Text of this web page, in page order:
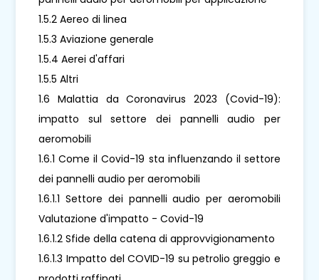
1.5.2 Aereo di linea
1.5.3 Aviazione generale
1.5.4 Aerei d'affari
1.5.5 Altri
1.6 Malattia da Coronavirus 2023 (Covid-19):
impatto sul settore dei pannelli audio per
aeromobili
1.6.1 Come il Covid-19 sta influenzando il settore
dei pannelli audio per aeromobili
1.6.1.1 Settore dei pannelli audio per aeromobili
Valutazione d'impatto - Covid-19
1.6.1.2 Sfide della catena di approvvigionamento
1.6.1.3 Impatto del COVID-19 su petrolio greggio e